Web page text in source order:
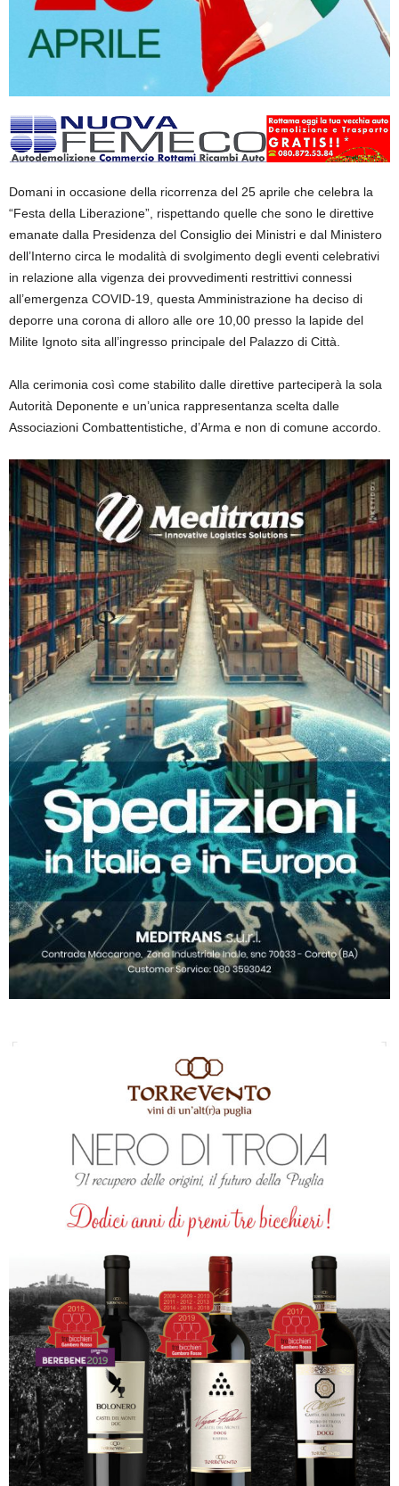
Domani in occasione della ricorrenza del 25 aprile che celebra la
“Festa della Liberazione”, rispettando quelle che sono le direttive
emanate dalla Presidenza del Consiglio dei Ministri e dal Ministero
dell’Interno circa le modalità di svolgimento degli eventi celebrativi
in relazione alla vigenza dei provvedimenti restrittivi connessi
all’emergenza COVID-19, questa Amministrazione ha deciso di
deporre una corona di alloro alle ore 10,00 presso la lapide del
Milite Ignoto sita all’ingresso principale del Palazzo di Città.
Alla cerimonia così come stabilito dalle direttive parteciperà la sola
Autorità Deponente e un’unica rappresentanza scelta dalle
Associazioni Combattentistiche, d’Arma e non di comune accordo.